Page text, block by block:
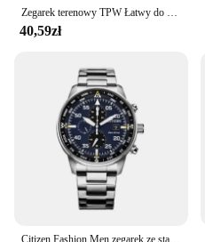
Zegarek terenowy TPW Łatwy do czytania pasek z tkaniny Wyświetlacz 24-godzinny Mechanizm kwarcowy
40,59zł
Citizen Fashion Men zegarek ze stali nierdzewnej luksusowy kalendarz zegarek kwarcowy na rękę zegarki biznesowe dla człowieka zegar Montre Homme